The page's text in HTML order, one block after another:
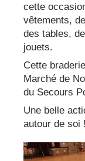
cette
vêtements,
des tables,
jouets.
Cette
Marché de
du Secours
Une belle
autour de soi !